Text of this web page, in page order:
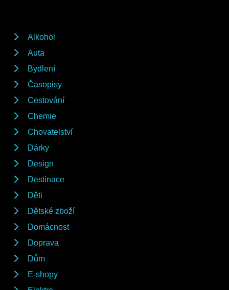
Alkohol
Auta
Bydlení
Časopisy
Cestování
Chemie
Chovatelství
Dárky
Design
Destinace
Děti
Dětské zboží
Domácnost
Doprava
Dům
E-shopy